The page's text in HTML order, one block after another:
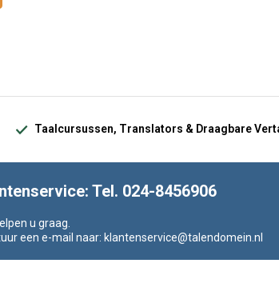
Taalcursussen, Translators & Draagbare
Tel. 024-8456906
u graag.
een e-mail naar: klantenservice@talendomein.nl